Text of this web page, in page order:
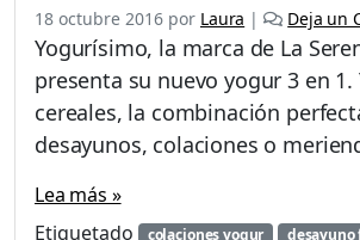
18 octubre 2016 por Laura | Deja un
Yogurísimo, la marca de La
presenta su nuevo yogur 3 en 1.
cereales, la combinación
desayunos, colaciones o
Lea más »
Etiquetado
colaciones yogur desayuno